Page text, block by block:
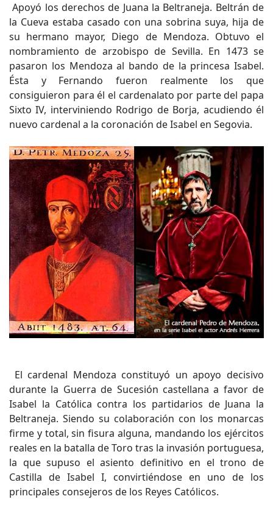
Apoyó los derechos de Juana la Beltraneja. Beltrán de
la Cueva estaba casado con una sobrina suya, hija de
su hermano mayor, Diego de Mendoza. Obtuvo el
nombramiento de arzobispo de Sevilla. En 1473 se
pasaron los Mendoza al bando de la princesa Isabel.
Ésta y Fernando fueron realmente los que
consiguieron para él el cardenalato por parte del papa
Sixto IV, interviniendo Rodrigo de Borja, acudiendo él
nuevo cardenal a la coronación de Isabel en Segovia.
El cardenal Mendoza constituyó un apoyo decisivo
durante la Guerra de Sucesión castellana a favor de
Isabel la Católica contra los partidarios de Juana la
Beltraneja. Siendo su colaboración con los monarcas
firme y total, sin fisura alguna, mandando los ejércitos
reales en la batalla de Toro tras la invasión portuguesa,
la que supuso el asiento definitivo en el trono de
Castilla de Isabel I, convirtiéndose en uno de los
principales consejeros de los Reyes Católicos.